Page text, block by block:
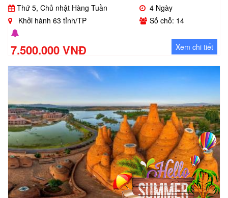
Thứ 5, Chủ nhật Hàng Tuần
4 Ngày
Khởi hành 63 tỉnh/TP
Số chỗ: 14
7.500.000 VNĐ Xem chi tiết